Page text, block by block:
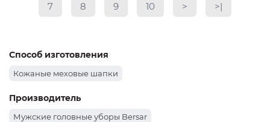
7 8 9 10 > >|
Способ изготовления
Кожаные меховые шапки
Производитель
Мужские головные уборы Bersar